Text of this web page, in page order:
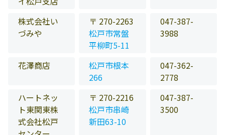
株式会社い
づみや
〒 270-2263
松戸市常盤
平柳町5-11
047-387-
3988
花澤商店
松戸市根本
266
047-362-
2778
ハートネッ
ト東関東株
式会社松戸
〒 270-2216
松戸市串崎
新田63-10
047-387-
3500